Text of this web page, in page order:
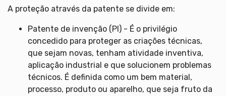
A proteção através da patente se divide em:
Patente de invenção (PI) - É o privilégio
concedido para proteger as criações técnicas,
que sejam novas, tenham atividade inventiva,
aplicação industrial e que solucionem problemas
técnicos. É definida como um bem material,
processo, produto ou aparelho, que seja fruto da